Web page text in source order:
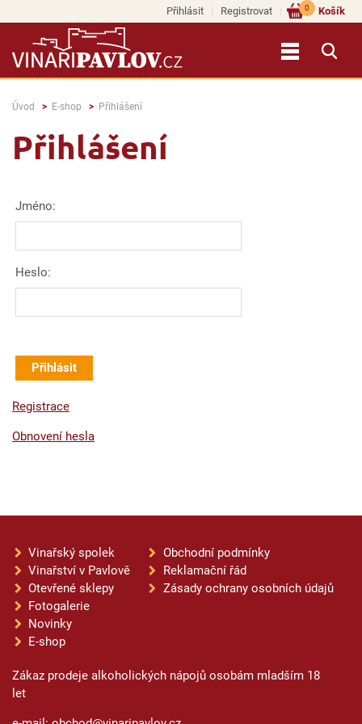
Přihlásit Registrovat Košík
0
Úvod E-shop Přihlášení
Přihlášení
Jméno:
Heslo:
Registrace
Obnovení hesla
Vinařský spolek
Vinařství v Pavlově
Otevřené sklepy
Fotogalerie
Novinky
E-shop
Obchodní podmínky
Reklamační řád
Zásady ochrany osobních údajů
Zákaz prodeje alkoholických nápojů osobám mladším 18
let